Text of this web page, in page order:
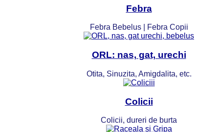
Febra
Febra Bebelus | Febra Copii
ORL: nas, gat, urechi
Otita, Sinuzita, Amigdalita, etc.
Colicii
Colicii, dureri de burta